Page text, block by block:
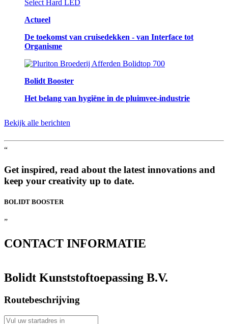
Actueel
De toekomst van cruisedekken - van Interface tot
Organisme
Bolidt Booster
Het belang van hygiëne in de pluimvee-industrie
Bekijk alle berichten
“
Get inspired, read about the latest innovations and
keep your creativity up to date.
BOLIDT BOOSTER
”
CONTACT INFORMATIE
Bolidt Kunststoftoepassing B.V.
Routebeschrijving